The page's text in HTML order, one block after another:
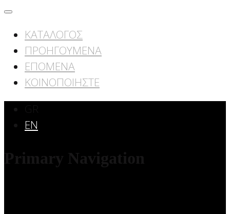
ΚΑΤΑΛΟΓΟΣ
ΠΡΟΗΓΟΥΜΕΝΑ
ΕΠΟΜΕΝΑ
ΚΟΙΝΟΠΟΙΗΣΤΕ
EN